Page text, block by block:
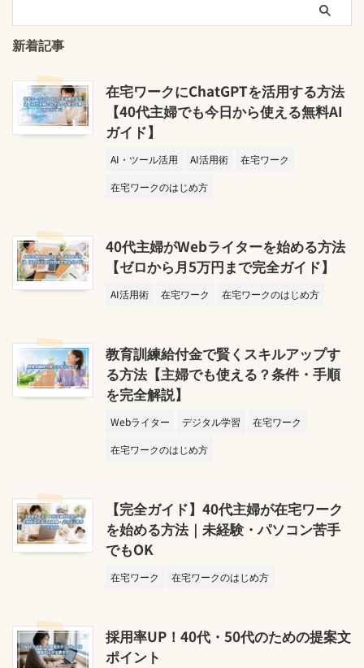
新着記事
在宅ワークにChatGPTを活用する方法
【40代主婦でも今日から使える無料AI
ガイド】
AI・ツール活用 AI活用術
在宅ワーク
在宅ワークのはじめ方
40代主婦がWebライターを始める方法
【ゼロから月5万円まで完全ガイド】
AI活用術 在宅ワーク 在宅ワークのはじめ方
教育訓練給付金で賢くスキルアップす
る方法【主婦でも使える？条件・手順
を完全解説】
Webライター デジタル学習
在宅ワーク
在宅ワークのはじめ方
【完全ガイド】40代主婦が在宅ワーク
を始める方法｜未経験・パソコン苦手
でもOK
在宅ワーク 在宅ワークのはじめ方
採用率UP！40代・50代のための提案文
ポイント